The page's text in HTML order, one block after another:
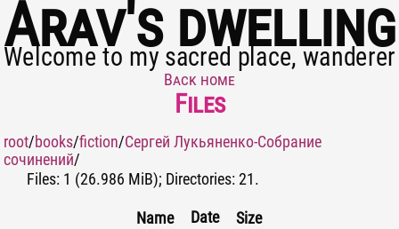
Arav's dwelling
Welcome to my sacred place, wanderer
Back home
Files
root/books/fiction/Сергей Лукьяненко-Собрание
сочинений/
Files: 1 (26.986 MiB); Directories: 21.
Name Date
Size